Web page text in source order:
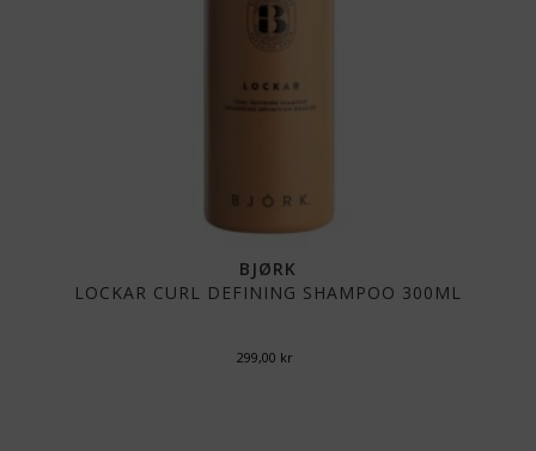
BJØRK
LOCKAR CURL DEFINING SHAMPOO 300ML
299,00 kr